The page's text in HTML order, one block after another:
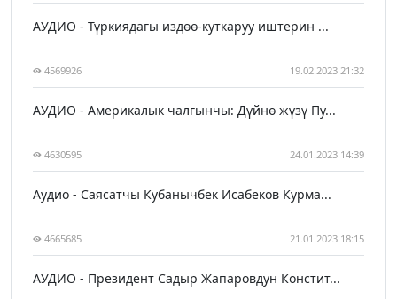
АУДИО - Түркиядагы издөө-куткаруу иштерин ...
4569926 19.02.2023 21:32
АУДИО - Америкалык чалгынчы: Дүйнө жүзү Пу...
4630595 24.01.2023 14:39
Аудио - Саясатчы Кубанычбек Исабеков Курма...
4665685 21.01.2023 18:15
АУДИО - Президент Садыр Жапаровдун Констит...